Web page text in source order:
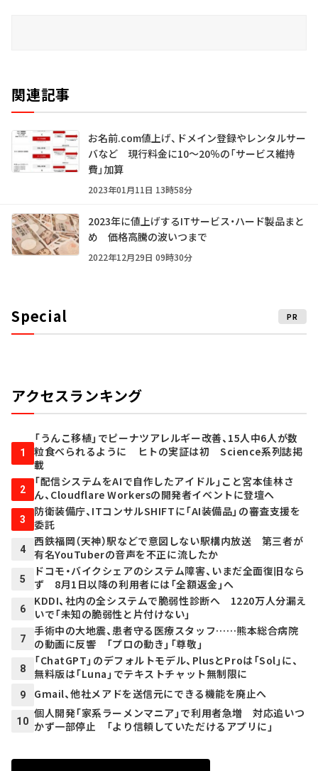
関連記事
お名前.com値上げ、ドメイン登録やレンタルサー
バなど 現行料金に10～20％の「サービス維持
費」加算
2023年01月11日 13時58分
2023年に値上げするITサービス・ハード製品まと
め 価格高騰の波いつまで
2022年12月29日 09時30分
Special PR
アクセスランキング
1
「うんこ移植」でピーナツアレルギー改善、15人中6人が数
粒食べられるように ヒトの実証は初 Science系列誌掲
載
2
「配信システムをAIで自作したアイドル」こと宮本佳林さ
ん、Cloudflare Workersの開発者イベントに登壇へ
3
防衛装備庁、ITコンサルSHIFTに「AI装備品」の審査支援を
委託
4
西鉄福岡（天神）駅などで意図しない駅構内放送 第三者が
有名YouTuberの音声を不正に流したか
5
ドコモ・バイクシェアのシステム障害、いまだ全面復旧なら
ず 8月1日以降の利用者には「全額返金」へ
6
KDDI、社内の全システムで脆弱性診断へ 1220万人分漏え
いで「未知の脆弱性と片付けない」
7
手術中の大地震、患者守る医療スタッフ……熊本総合病院
の動画に反響 「プロの動き」「尊敬」
8
「ChatGPT」のデフォルトモデル、PlusとProは「Sol」に、
無料版は「Luna」でテキストチャット無制限に
9 Gmail、他社メアドを送信元にできる機能を廃止へ
10
個人開発「家系ラーメンマニア」で利用者急増 対応追いつ
かず一部停止 「より信頼していただけるアプリに」